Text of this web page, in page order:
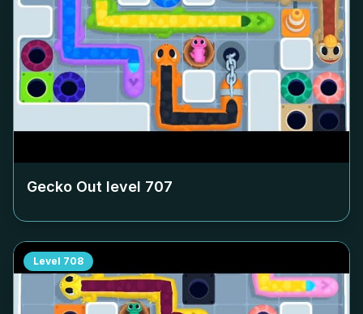
Gecko Out level 707
Level 708